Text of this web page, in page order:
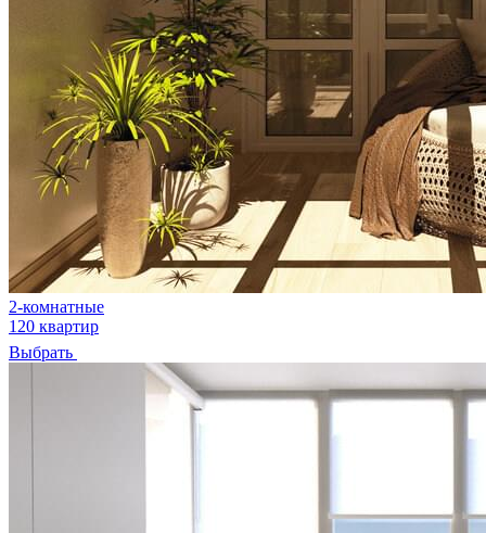
2-комнатные
120 квартир
Выбрать